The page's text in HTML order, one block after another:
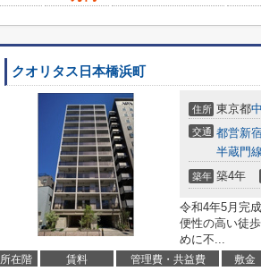
クオリタス日本橋浜町
住所 東京都
交通 都営新
半蔵門線
築年 築4年
令和4年5月完
便性の高い徒
めに不...
所在階 賃料 管理費・共益費 敷金